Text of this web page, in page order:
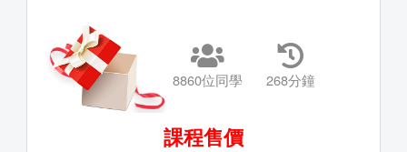
8860位同學 268分鐘
課程售價